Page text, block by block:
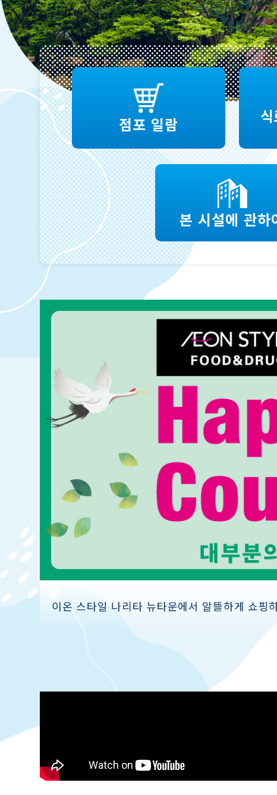
점포 일람
본 시설에 관하
이온 스타일 나리타 뉴타운에서 알뜰하게 쇼핑